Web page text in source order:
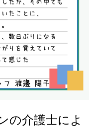
の介護士によ